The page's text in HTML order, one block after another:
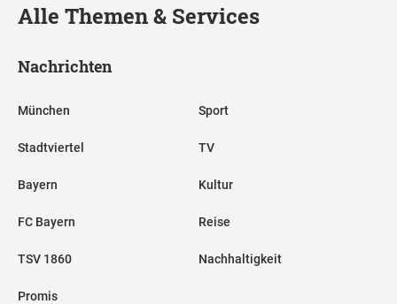
Alle Themen & Services
Nachrichten
München
Stadtviertel
Bayern
FC Bayern
TSV 1860
Promis
Sport
TV
Kultur
Reise
Nachhaltigkeit